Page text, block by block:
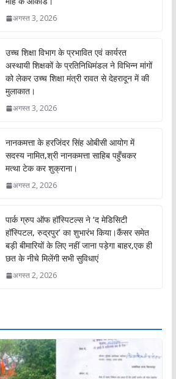
अगस्त 3, 2026
उच्च शिक्षा विभाग के प्रभावित एवं कार्यरत
अस्थायी शिक्षकों के प्रतिनिधिमंडल ने विभिन्न मांगों
को लेकर उच्च शिक्षा मंत्री रावत से देहरादून में की
मुलाकात।
अगस्त 3, 2026
नानकमत्ता के हरजिंदर सिंह ओबीसी आयोग में
सदस्य नामित,श्री नानकमत्ता साहिब पहुँचकर
मत्था टेक कर शुक्राना।
अगस्त 2, 2026
पार्क ग्रुप ऑफ हॉस्पिटल्स ने ‘द मेडिसिटी
हॉस्पिटल, रुद्रपुर’ का शुभारंभ किया।कैंसर समेत
बड़ी बीमारियों के लिए नहीं जाना पड़ेगा बाहर,एक ही
छत के नीचे मिलेंगी सभी सुविधाएं
अगस्त 2, 2026